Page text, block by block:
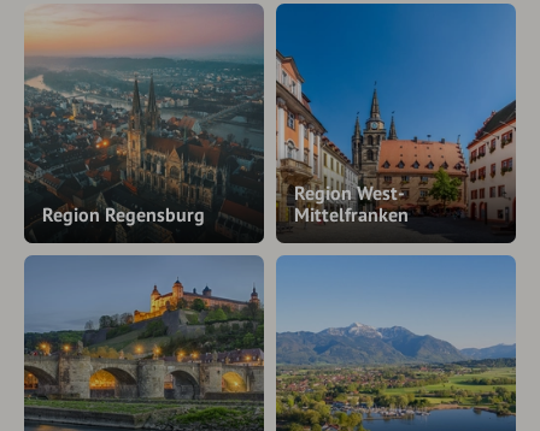
Region Regensburg
Region West-
Mittelfranken